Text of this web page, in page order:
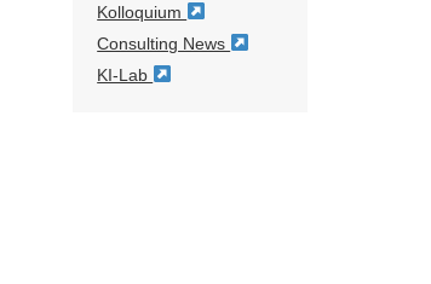
Kolloquium
Consulting News
KI-Lab